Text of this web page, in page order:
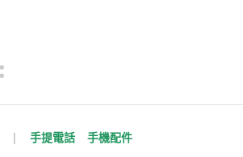
手提電話 手機配件